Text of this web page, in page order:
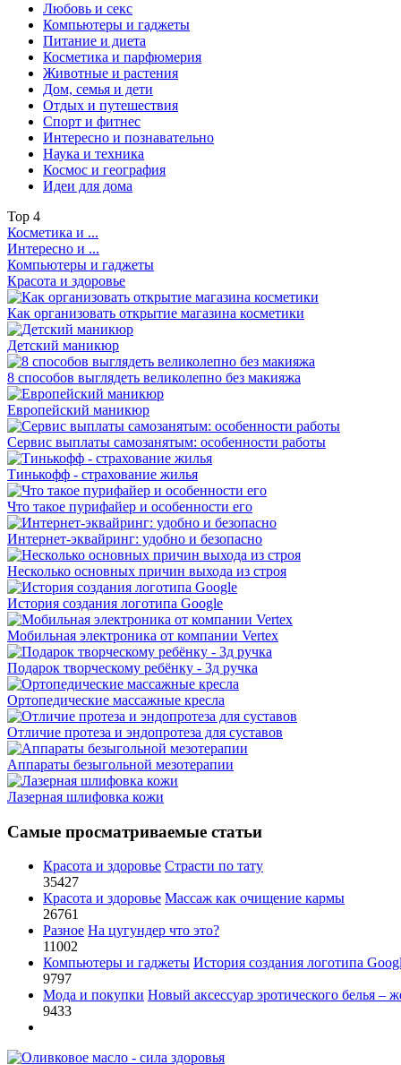
Любовь и секс
Компьютеры и гаджеты
Питание и диета
Косметика и парфюмерия
Животные и растения
Дом, семья и дети
Отдых и путешествия
Спорт и фитнес
Интересно и познавательно
Наука и техника
Космос и география
Идеи для дома
Top 4
Косметика и ...
Интересно и ...
Компьютеры и гаджеты
Красота и здоровье
Как организовать открытие магазина косметики
Детский маникюр
8 способов выглядеть великолепно без макияжа
Европейский маникюр
Сервис выплаты самозанятым: особенности работы
Тинькофф - страхование жилья
Что такое пурифайер и особенности его
Интернет-эквайринг: удобно и безопасно
Несколько основных причин выхода из строя
История создания логотипа Google
Мобильная электроника от компании Vertex
Подарок творческому ребёнку - 3д ручка
Ортопедические массажные кресла
Отличие протеза и эндопротеза для суставов
Аппараты безыгольной мезотерапии
Лазерная шлифовка кожи
Самые просматриваемые статьи
Красота и здоровье Страсти по тату
35427
Красота и здоровье Массаж как очищение кармы
26761
Разное На цугундер что это?
11002
Компьютеры и гаджеты История создания логотипа
9797
Мода и покупки Новый аксессуар эротического белья –
9433